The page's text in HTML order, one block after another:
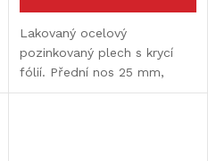
Lakovaný ocelový
pozinkovaný plech s krycí
fólií. Přední nos 25 mm,
zadní čelo 23-25 mm s